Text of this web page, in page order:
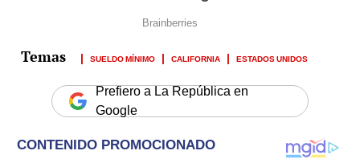
SUELDO MÍNIMO CALIFORNIA ESTADOS UNIDOS
Prefiero a La República en
Google